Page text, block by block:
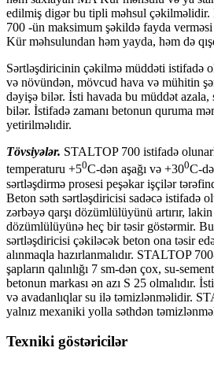
edilmiş digər bu tipli məhsul
700 -ün maksimum şəkildə fayda
Kür məhsulundan həm yayda, həm də
Sərtləşdiricinin çəkilmə müddəti istifadə
və növündən, mövcud hava və mühitin
dəyişə bilər. İsti havada bu müddət azala,
bilər. İstifadə zamanı betonun quruma
yetirilməlıdir.
Tövsiyələr. STALTOP 700 istifadə
temperaturu +50C-dən aşağı və +300C-
sərtləşdirmə prosesi peşəkar işçilər
Beton səth sərtləşdiricisi sadəcə istifadə
zərbəyə qarşı dözümlülüyünü artırır,
dözümlülüyünə heç bir təsir göstərmir.
sərtləşdiricisi çəkiləcək beton ona təsir
alınmaqla hazırlanmalıdır. STALTOP
şapların qalınlığı 7 sm-dən çox, su-
betonun markası ən azı S 25 olmalıdır.
və avadanlıqlar su ilə təmizlənməlidir.
yalnız mexaniki yolla səthdən
Texniki göstəricilər